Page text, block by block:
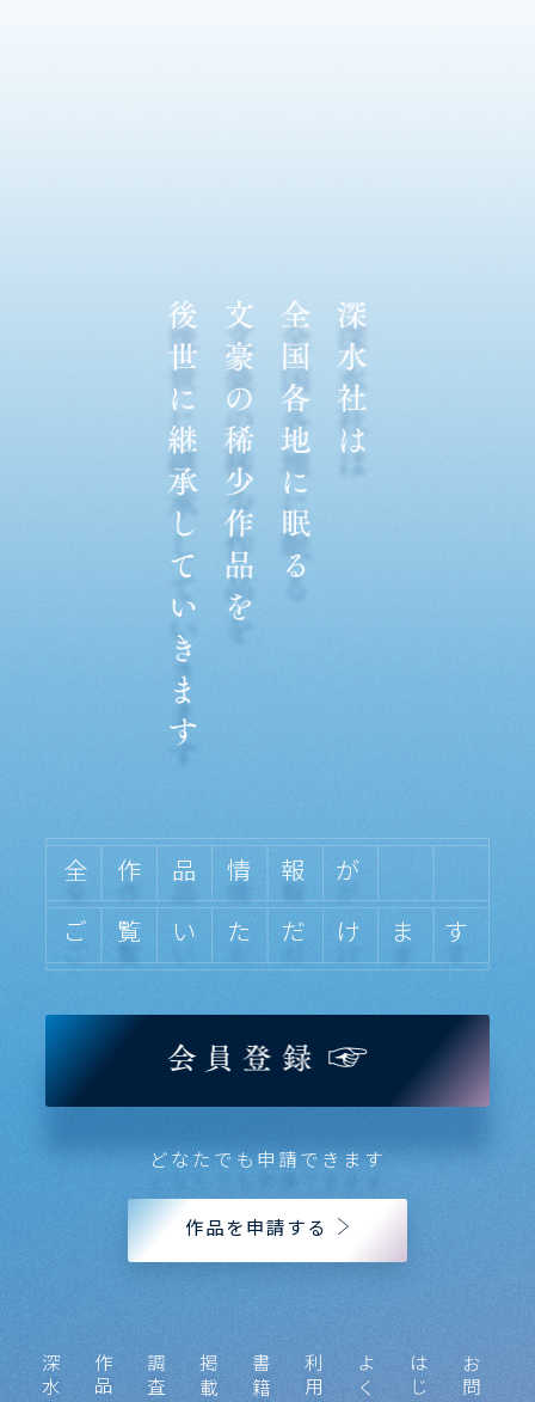
全作品情報が
ご覧いただけます
どなたでも申請できます
作品を申請する
書籍